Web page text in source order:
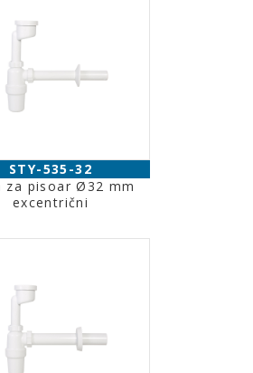
STY-535-32
za pisoar Ø32 mm
excentrični